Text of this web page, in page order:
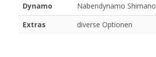
Dynamo
Nabendynamo
Extras
diverse Optionen